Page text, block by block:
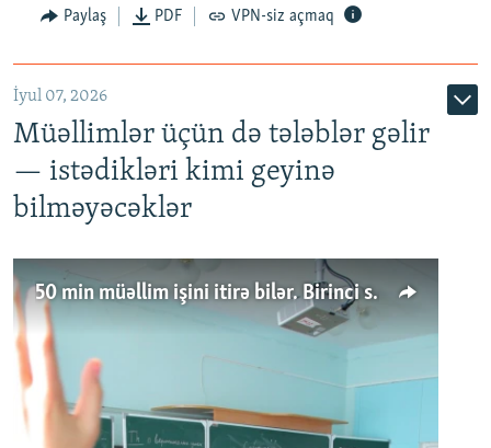
Paylaş PDF VPN-siz açmaq
İyul 07, 2026
Müəllimlər üçün də tələblər gəlir
— istədikləri kimi geyinə
bilməyəcəklər
50 min müəllim işini itirə bilər. Birinci sinfə gedənlər azalır